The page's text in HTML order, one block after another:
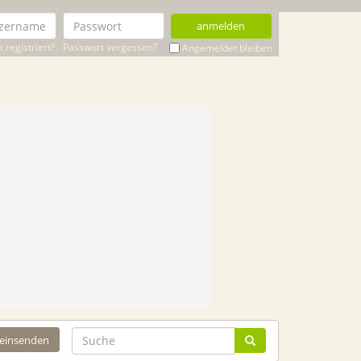
anmelden
registriert? Passwort vergessen? Angemeldet bleiben